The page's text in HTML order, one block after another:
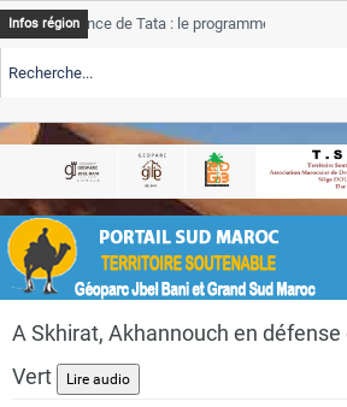
Close
Infos régionde Tata : le programme de rehabilitation
ALERTE TSGJB Tourisme : l’ONMT renforce
ALERTE TSGJB Tourisme au Maroc : Transavia
A Skhirat, Akhannouch en
Vert